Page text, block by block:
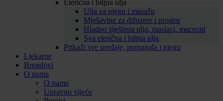
Eterična i biljna ulja
Ulja za njegu i masažu
Mješavine za difuzere i prostor
Hladno tiještena ulja, maslaci, macerati
Sva eterična i biljna ulja
Prikaži sve uređaje, pomagala i njegu
Ljekarne
Brendovi
O nama
O nama
Upravno vijeće